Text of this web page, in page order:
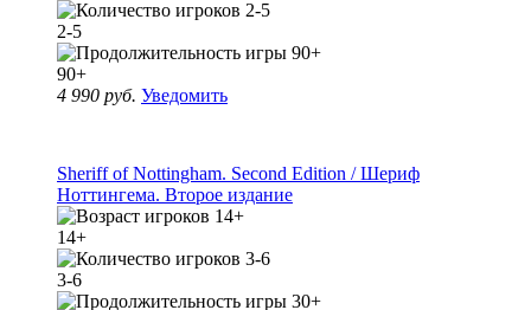
2-5
90+
4 990 руб. Уведомить
Sheriff of Nottingham. Second Edition / Шериф
Ноттингема. Второе издание
14+
3-6